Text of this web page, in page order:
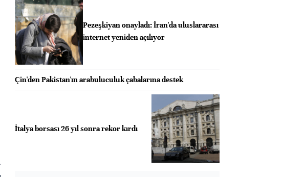
Pezeşkiyan onayladı: İran'da uluslararası
internet yeniden açılıyor
Çin'den Pakistan'ın arabuluculuk çabalarına destek
İtalya borsası 26 yıl sonra rekor kırdı